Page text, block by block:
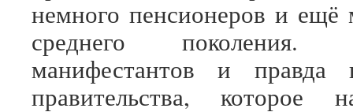
немного пенсионеров и
среднего
манифестантов и правда
правительства, которое